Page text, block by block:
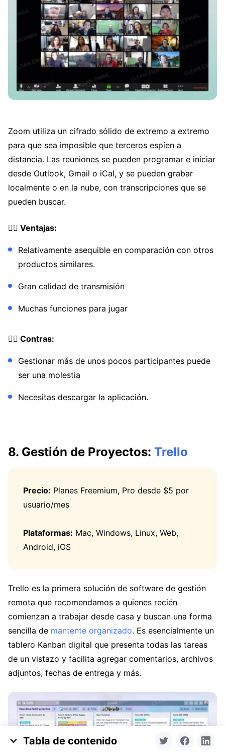
Tabla de contenido
Zoom utiliza un cifrado sólido de extremo a extremo
para que sea imposible que terceros espíen a
distancia. Las reuniones se pueden programar e iniciar
desde Outlook, Gmail o iCal, y se pueden grabar
localmente o en la nube, con transcripciones que se
pueden buscar.
👍🏼 Ventajas:
Relativamente asequible en comparación con otros
productos similares.
Gran calidad de transmisión
Muchas funciones para jugar
👎🏼 Contras:
Gestionar más de unos pocos participantes puede
ser una molestia
Necesitas descargar la aplicación.
8. Gestión de Proyectos: Trello
Precio: Planes Freemium, Pro desde $5 por
usuario/mes
Plataformas: Mac, Windows, Linux, Web,
Android, iOS
Trello es la primera solución de software de gestión
remota que recomendamos a quienes recién
comienzan a trabajar desde casa y buscan una forma
sencilla de mantente organizado. Es esencialmente un
tablero Kanban digital que presenta todas las tareas
de un vistazo y facilita agregar comentarios, archivos
adjuntos, fechas de entrega y más.